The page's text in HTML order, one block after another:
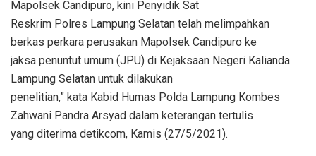
Mapolsek Candipuro, kini Penyidik Sat
Reskrim Polres Lampung Selatan telah melimpahkan
berkas perkara perusakan Mapolsek Candipuro ke
jaksa penuntut umum (JPU) di Kejaksaan Negeri Kalianda
Lampung Selatan untuk dilakukan
penelitian,” kata Kabid Humas Polda Lampung Kombes
Zahwani Pandra Arsyad dalam keterangan tertulis
yang diterima detikcom, Kamis (27/5/2021).